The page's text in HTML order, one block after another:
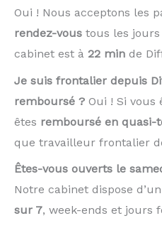
Oui ! Nous acceptons les
rendez-vous tous les
cabinet est à 22 min de
Je suis frontalier depuis
remboursé ? Oui ! Si vous
êtes remboursé en quasi-
que travailleur frontalier
Êtes-vous ouverts le
Notre cabinet dispose d’un
sur 7, week-ends et jours